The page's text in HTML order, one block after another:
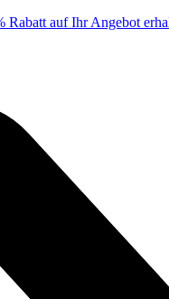
Rabatt auf Ihr Angebot